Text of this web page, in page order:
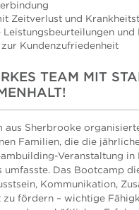
Zeitverlust und
Leistungsbeurteilungen und
Kundenzufriedenheit
TEAM MIT
aus Sherbrooke
Familien, die die
Veranstaltung
umfasste. Das Bootcamp
Kommunikation,
zu fördern – wichtige